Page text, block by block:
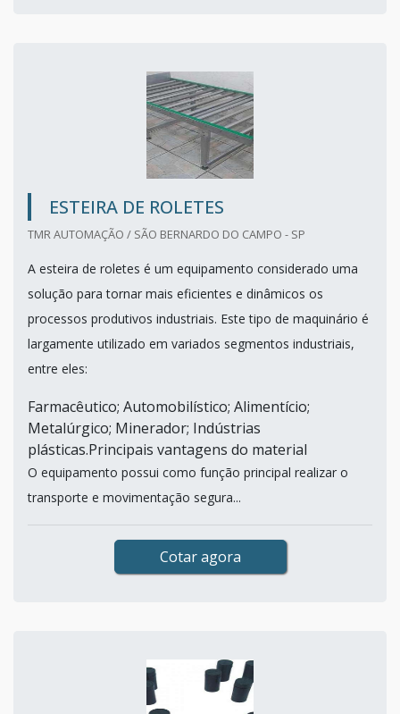
ESTEIRA DE ROLETES
TMR AUTOMAÇÃO / SÃO BERNARDO DO CAMPO - SP
A esteira de roletes é um equipamento considerado uma
solução para tornar mais eficientes e dinâmicos os
processos produtivos industriais. Este tipo de maquinário é
largamente utilizado em variados segmentos industriais,
entre eles:
Farmacêutico; Automobilístico; Alimentício;
Metalúrgico; Minerador; Indústrias
plásticas.Principais vantagens do material
O equipamento possui como função principal realizar o
transporte e movimentação segura...
Cotar agora